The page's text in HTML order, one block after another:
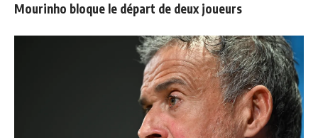
Mourinho bloque le départ de deux joueurs